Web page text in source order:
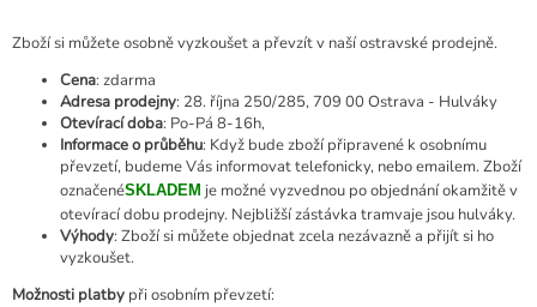
Zboží si můžete osobně vyzkoušet a převzít v naší ostravské prodejně.
Cena: zdarma
Adresa prodejny: 28. října 250/285, 709 00 Ostrava - Hulváky
Otevírací doba: Po-Pá 8-16h,
Informace o průběhu: Když bude zboží připravené k osobnímu
převzetí, budeme Vás informovat telefonicky, nebo emailem. Zboží
označenéSKLADEM je možné vyzvednou po objednání okamžitě v
otevírací dobu prodejny. Nejbližší zástávka tramvaje jsou hulváky.
Výhody: Zboží si můžete objednat zcela nezávazně a přijít si ho
vyzkoušet.
Možnosti platby při osobním převzetí: